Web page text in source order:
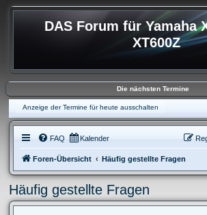
DAS Forum für Yamaha
XT600Z
Die nächsten Termine
Anzeige der Termine für heute ausschalten
FAQ Kalender
Foren-Übersicht Häufig gestellte Fragen
Häufig gestellte Fragen